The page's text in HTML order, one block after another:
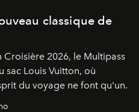
classique de
2026, le Multipass
sac Louis Vuitton, où
du voyage ne font qu'un.